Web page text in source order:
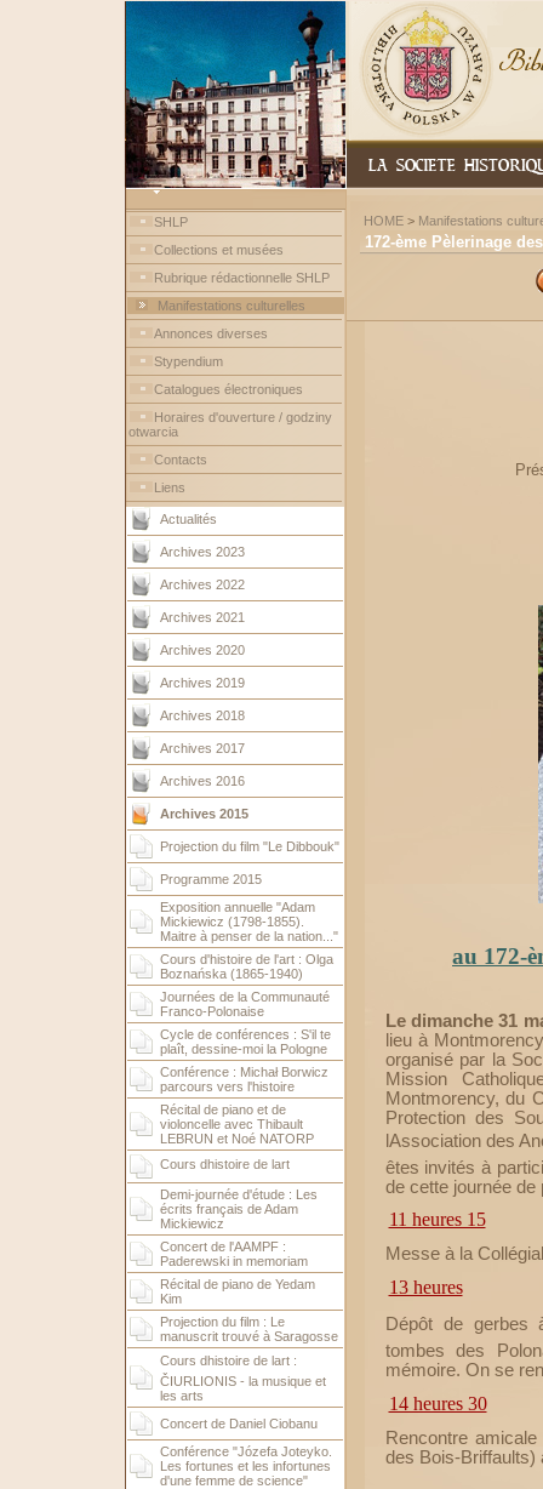
SHLP
Collections et musées
Rubrique rédactionnelle SHLP
Manifestations culturelles
Annonces diverses
Stypendium
Catalogues électroniques
Horaires d'ouverture / godziny
otwarcia
Contacts
Liens
Actualités
Archives 2023
Archives 2022
Archives 2021
Archives 2020
Archives 2019
Archives 2018
Archives 2017
Archives 2016
Archives 2015
Projection du film "Le Dibbouk"
Programme 2015
Exposition annuelle "Adam
Mickiewicz (1798-1855).
Maitre à penser de la nation..."
Cours d'histoire de l'art : Olga
Boznańska (1865-1940)
Journées de la Communauté
Franco-Polonaise
Cycle de conférences : S'il te
plaît, dessine-moi la Pologne
Conférence : Michał Borwicz
parcours vers l'histoire
Récital de piano et de
violoncelle avec Thibault
LEBRUN et Noé NATORP
Cours dhistoire de lart
Demi-journée d'étude : Les
écrits français de Adam
Mickiewicz
Concert de l'AAMPF :
Paderewski in memoriam
Récital de piano de Yedam
Kim
Projection du film : Le
manuscrit trouvé à Saragosse
Cours dhistoire de lart :
ČIURLIONIS - la musique et
les arts
Concert de Daniel Ciobanu
Conférence "Józefa Joteyko.
Les fortunes et les infortunes
d'une femme de science"
HOME> Manifestations
172-ème Pèlerinage
au 172-
Le dimanche 31
lieu à
organisé par la
Mission
Montmorency, du
Protection des
lAssociation des
êtes invités à
de cette journée de
11 heures 15
Messe à la
13 heures
Dépôt de gerbes
tombes des
mémoire. On se
14 heures 30
Rencontre
des Bois-Briffaults)